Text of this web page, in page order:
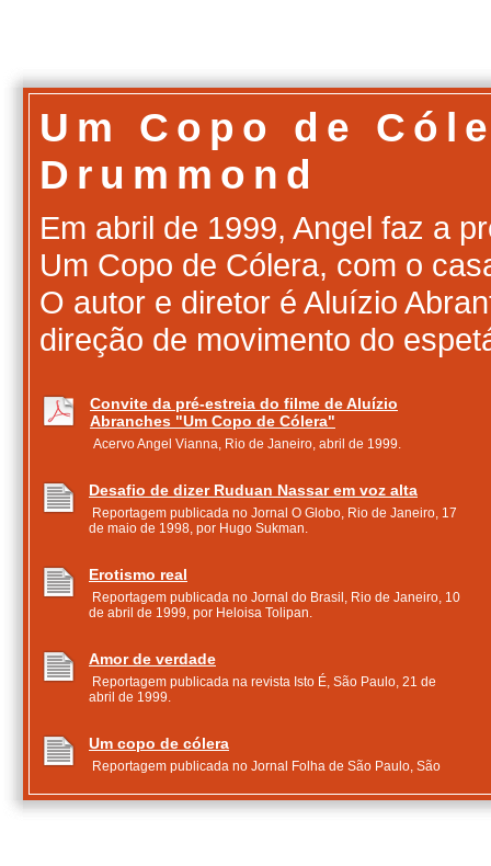
Um Copo de
Drummond
Em abril de 1999, Angel faz a
Um Copo de Cólera, com o
O autor e diretor é Aluízio
direção de movimento do
Convite da pré-estreia do filme de Aluízio
Abranches "Um Copo de Cólera"
Acervo Angel Vianna, Rio de Janeiro, abril de 1999.
Desafio de dizer Ruduan Nassar em voz alta
Reportagem publicada no Jornal O Globo, Rio de Janeiro, 17
de maio de 1998, por Hugo Sukman.
Erotismo real
Reportagem publicada no Jornal do Brasil, Rio de Janeiro, 10
de abril de 1999, por Heloisa Tolipan.
Amor de verdade
Reportagem publicada na revista Isto É, São Paulo, 21 de
abril de 1999.
Um copo de cólera
Reportagem publicada no Jornal Folha de São Paulo, São